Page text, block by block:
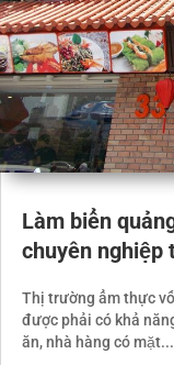
Làm biển
chuyên nghiệp
Thị trường ẩm thực
được phải có khả
ăn, nhà hàng có mặt...